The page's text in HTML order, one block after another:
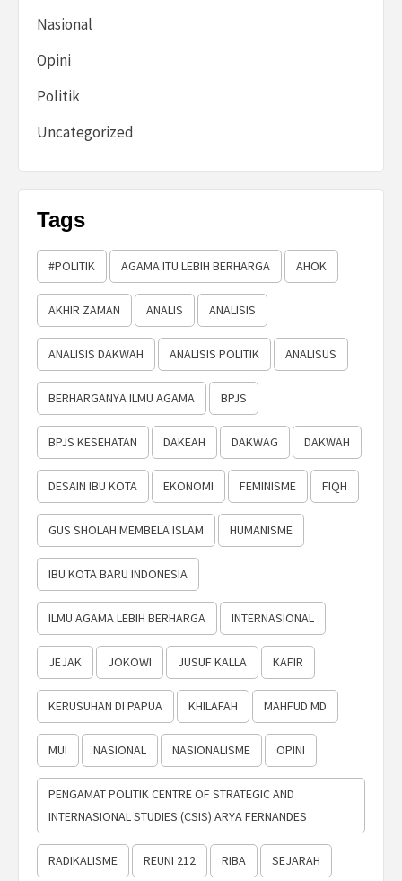
Nasional
Opini
Politik
Uncategorized
Tags
#POLITIK AGAMA ITU LEBIH BERHARGA AHOK
AKHIR ZAMAN ANALIS ANALISIS
ANALISIS DAKWAH ANALISIS POLITIK ANALISUS
BERHARGANYA ILMU AGAMA BPJS
BPJS KESEHATAN DAKEAH DAKWAG DAKWAH
DESAIN IBU KOTA EKONOMI FEMINISME FIQH
GUS SHOLAH MEMBELA ISLAM HUMANISME
IBU KOTA BARU INDONESIA
ILMU AGAMA LEBIH BERHARGA INTERNASIONAL
JEJAK JOKOWI JUSUF KALLA KAFIR
KERUSUHAN DI PAPUA KHILAFAH MAHFUD MD
MUI NASIONAL NASIONALISME OPINI
PENGAMAT POLITIK CENTRE OF STRATEGIC AND
INTERNASIONAL STUDIES (CSIS) ARYA FERNANDES
RADIKALISME REUNI 212 RIBA SEJARAH